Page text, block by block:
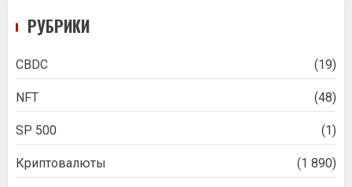
РУБРИКИ
CBDC (19)
NFT (48)
SP 500 (1)
Криптовалюты (1 890)